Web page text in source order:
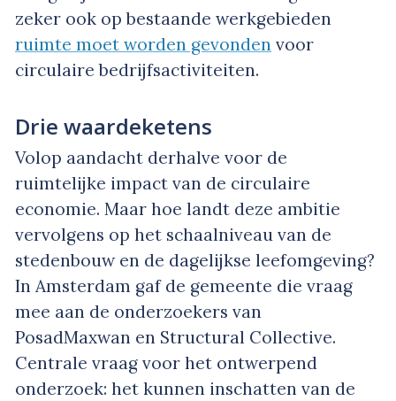
zeker ook op bestaande werkgebieden
ruimte moet worden gevonden voor
circulaire bedrijfsactiviteiten.
Drie waardeketens
Volop aandacht derhalve voor de
ruimtelijke impact van de circulaire
economie. Maar hoe landt deze ambitie
vervolgens op het schaalniveau van de
stedenbouw en de dagelijkse leefomgeving?
In Amsterdam gaf de gemeente die vraag
mee aan de onderzoekers van
PosadMaxwan en Structural Collective.
Centrale vraag voor het ontwerpend
onderzoek: het kunnen inschatten van de